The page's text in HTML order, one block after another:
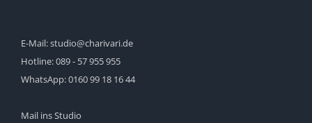
E-Mail:studio@charivari.de
Hotline:089 - 57 955 955
WhatsApp:0160 99 18 16 44
Mail ins Studio